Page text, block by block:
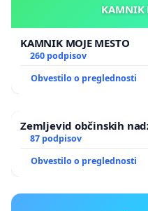
KAMNIK MOJE MESTO
260 podpisov
Obvestilo o preglednosti
Zemljevid občinskih
87 podpisov
Obvestilo o preglednosti